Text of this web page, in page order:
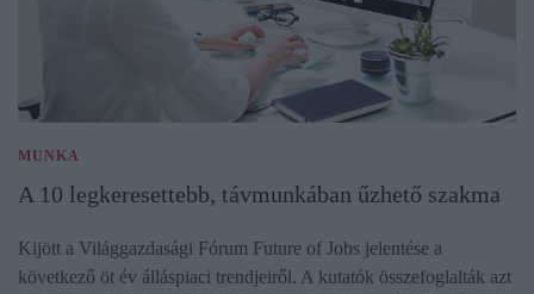
MUNKA
A 10 legkeresettebb, távmunkában űzhető szakma
Kijött a Világgazdasági Fórum Future of Jobs jelentése a
következő öt év álláspiaci trendjeiről. A kutatók összefoglalták azt